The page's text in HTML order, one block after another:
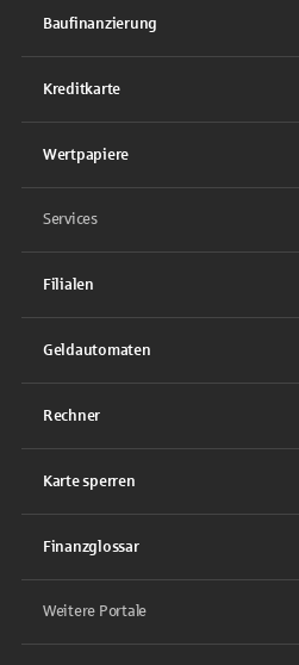
Baufinanzierung
Kreditkarte
Wertpapiere
Services
Filialen
Geldautomaten
Rechner
Karte sperren
Finanzglossar
Weitere Portale